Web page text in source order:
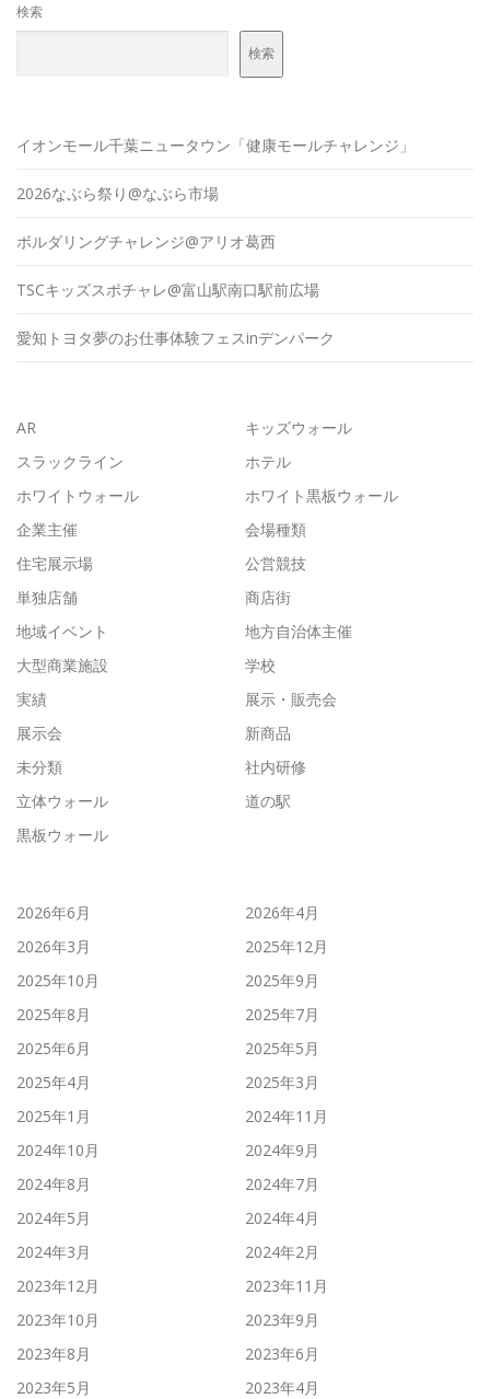
検索
検索
イオンモール千葉ニュータウン「健康モールチャレンジ」
2026なぶら祭り@なぶら市場
ボルダリングチャレンジ@アリオ葛西
TSCキッズスポチャレ@富山駅南口駅前広場
愛知トヨタ夢のお仕事体験フェスinデンパーク
AR
キッズウォール
スラックライン
ホテル
ホワイトウォール
ホワイト黒板ウォール
企業主催
会場種類
住宅展示場
公営競技
単独店舗
商店街
地域イベント
地方自治体主催
大型商業施設
学校
実績
展示・販売会
展示会
新商品
未分類
社内研修
立体ウォール
道の駅
黒板ウォール
2026年6月
2026年4月
2026年3月
2025年12月
2025年10月
2025年9月
2025年8月
2025年7月
2025年6月
2025年5月
2025年4月
2025年3月
2025年1月
2024年11月
2024年10月
2024年9月
2024年8月
2024年7月
2024年5月
2024年4月
2024年3月
2024年2月
2023年12月
2023年11月
2023年10月
2023年9月
2023年8月
2023年6月
2023年5月
2023年4月